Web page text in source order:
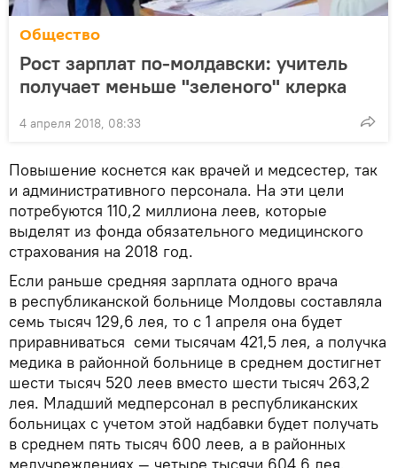
Общество
Рост зарплат по-молдавски: учитель
получает меньше "зеленого" клерка
4 апреля 2018, 08:33
Повышение коснется как врачей и медсестер, так
и административного персонала. На эти цели
потребуются 110,2 миллиона леев, которые
выделят из фонда обязательного медицинского
страхования на 2018 год.
Если раньше средняя зарплата одного врача
в республиканской больнице Молдовы составляла
семь тысяч 129,6 лея, то с 1 апреля она будет
приравниваться семи тысячам 421,5 лея, а получка
медика в районной больнице в среднем достигнет
шести тысяч 520 леев вместо шести тысяч 263,2
лея. Младший медперсонал в республиканских
больницах с учетом этой надбавки будет получать
в среднем пять тысяч 600 леев, а в районных
медучреждениях — четыре тысячи 604,6 лея.